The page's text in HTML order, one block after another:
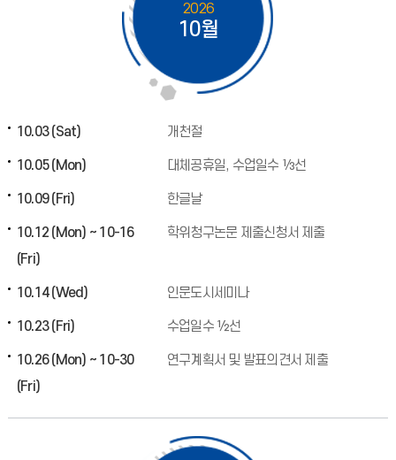
2026
10월
10.03 (Sat) 개천절
10.05 (Mon) 대체공휴일, 수업일수 ⅓선
10.09 (Fri) 한글날
10.12 (Mon) ~ 10-16
(Fri)
학위청구논문 제출신청서 제출
10.14 (Wed) 인문도시세미나
10.23 (Fri) 수업일수 ½선
10.26 (Mon) ~ 10-30
(Fri)
연구계획서 및 발표의견서 제출